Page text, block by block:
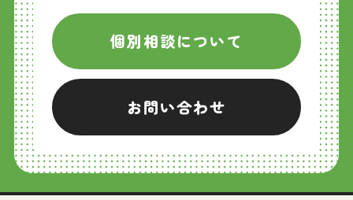
個別相談について
お問い合わせ